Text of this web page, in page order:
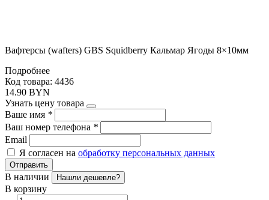
Вафтерсы (wafters) GBS Squidberry Кальмар Ягоды 8×10мм
Подробнее
Код товара: 4436
14.90 BYN
Узнать цену товара
Ваше имя *
Ваш номер телефона *
Email
Я согласен на обработку персональных данных
Отправить
В наличии Нашли дешевле?
В корзину